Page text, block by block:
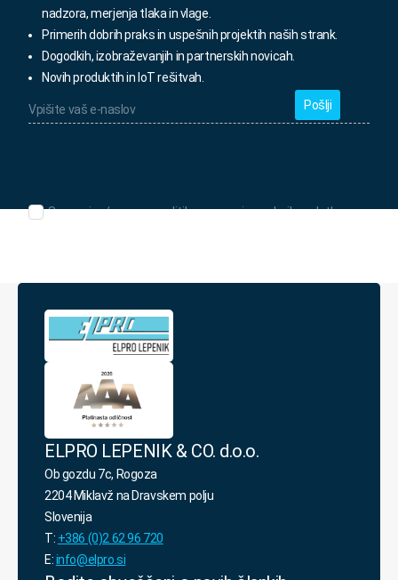
nadzora, merjenja tlaka in vlage.
Primerih dobrih praks in uspešnih projektih naših strank.
Dogodkih, izobraževanjih in partnerskih novicah.
Novih produktih in IoT rešitvah.
vaš
e-
Seznanjen/-
politiko
varovanja
podatkov.
Seznanjen/-a sem s politiko varovanja osebnih podatkov.
ELPRO LEPENIK & CO. d.o.o.
Ob gozdu 7c, Rogoza
2204 Miklavž na Dravskem polju
Slovenija
T: +386 (0)2 62 96 720
E:info@elpro.si